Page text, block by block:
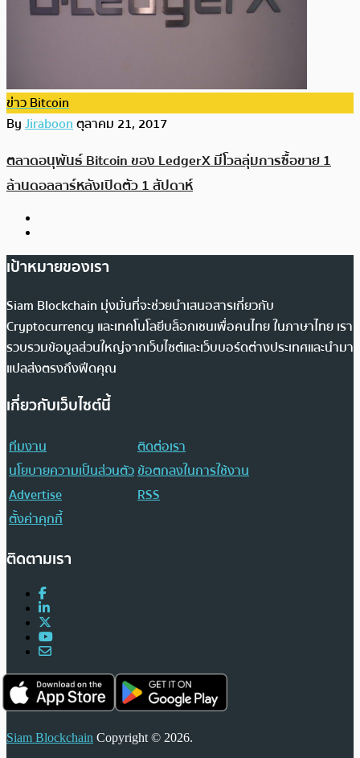
ข่าว Bitcoin
ByJiraboonตุลาคม 21, 2017
ตลาดอนุพันธ์ Bitcoin ของ LedgerX มีโวลลุ่มการซื้อขาย 1
ล้านดอลลาร์หลังเปิดตัว 1 สัปดาห์
เป้าหมายของเรา
Siam Blockchain มุ่งมั่นที่จะช่วยนำเสนอสารเกี่ยวกับ
Cryptocurrency และเทคโนโลยีบล็อกเชนเพื่อคนไทย ในภาษาไทย เรา
รวบรวมข้อมูลส่วนใหญ่จากเว็บไซต์และเว็บบอร์ดต่างประเทศและนำมา
แปลส่งตรงถึงฟีดคุณ
เกี่ยวกับเว็บไซต์นี้
ทีมงาน
ติดต่อเรา
นโยบายความเป็นส่วนตัวข้อตกลงในการใช้งาน
Advertise
RSS
ตั้งค่าคุกกี้
ติดตามเรา
Siam Blockchain Copyright © 2026.